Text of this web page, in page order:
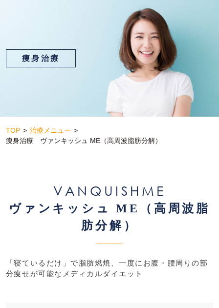
痩身治療
TOP
治療メニュー
痩身治療 ヴァンキッシュ ME（高周波脂肪分解）
VANQUISHME
ヴァンキッシュ ME（高周波脂
肪分解）
「寝ているだけ」で脂肪燃焼、一度にお腹・腰周りの部
分痩せが可能なメディカルダイエット